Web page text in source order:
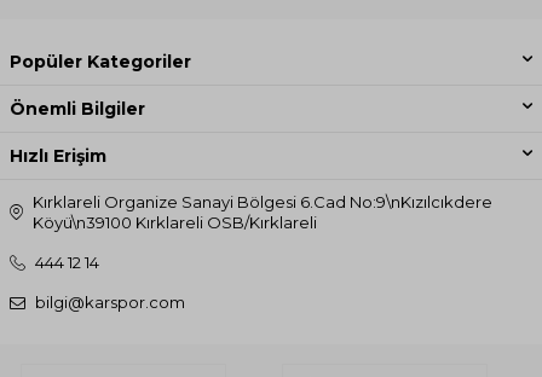
Popüler Kategoriler
Önemli Bilgiler
Hızlı Erişim
Kırklareli Organize Sanayi Bölgesi 6.Cad No:9\nKızılcıkdere
Köyü\n39100 Kırklareli OSB/Kırklareli
444 12 14
bilgi@karspor.com